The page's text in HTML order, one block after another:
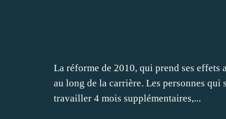
La réforme de 2010, qui prend ses
au long de la carrière. Les personnes
travailler 4 mois supplémentaires,...